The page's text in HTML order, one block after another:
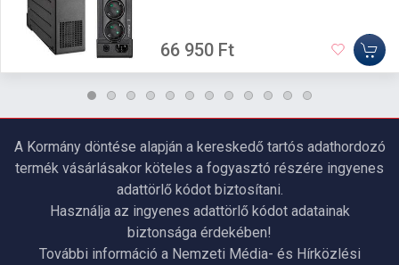
66 950 Ft
A Kormány döntése alapján a kereskedő tartós adathordozó
termék vásárlásakor köteles a fogyasztó részére ingyenes
adattörlő kódot biztosítani.
Használja az ingyenes adattörlő kódot adatainak
biztonsága érdekében!
További információ a Nemzeti Média- és Hírközlési